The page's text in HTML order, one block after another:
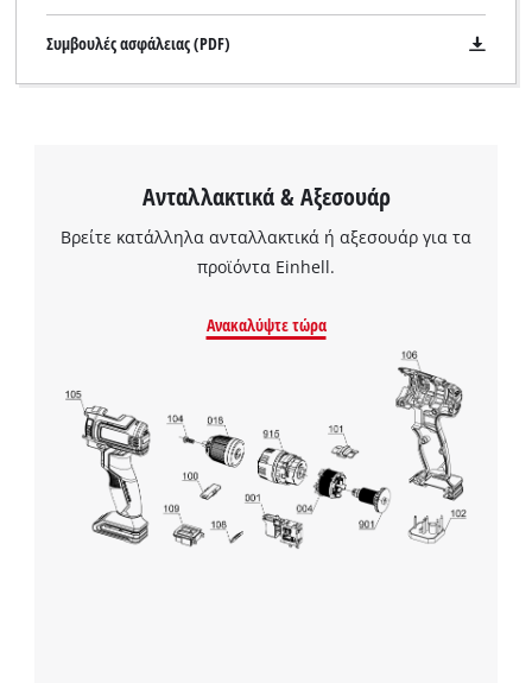
Χρειαζόμαστε τη συγκατάθεσή σας για
να φορτώσουμε την υπηρεσία Google
Maps!
This content is not permitted to load due
to trackers that are not disclosed to the
Συμβουλές ασφάλειας (PDF)
Ανταλλακτικά & Αξεσουάρ
Βρείτε κατάλληλα ανταλλακτικά ή αξεσουάρ για τα
προϊόντα Einhell.
Ανακαλύψτε τώρα